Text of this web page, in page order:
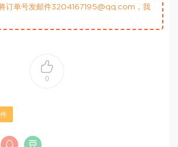
订单号发邮件3204167195@qq.com，我
0